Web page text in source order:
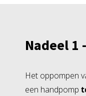
Nadeel 1
Het oppompen
een handpomp